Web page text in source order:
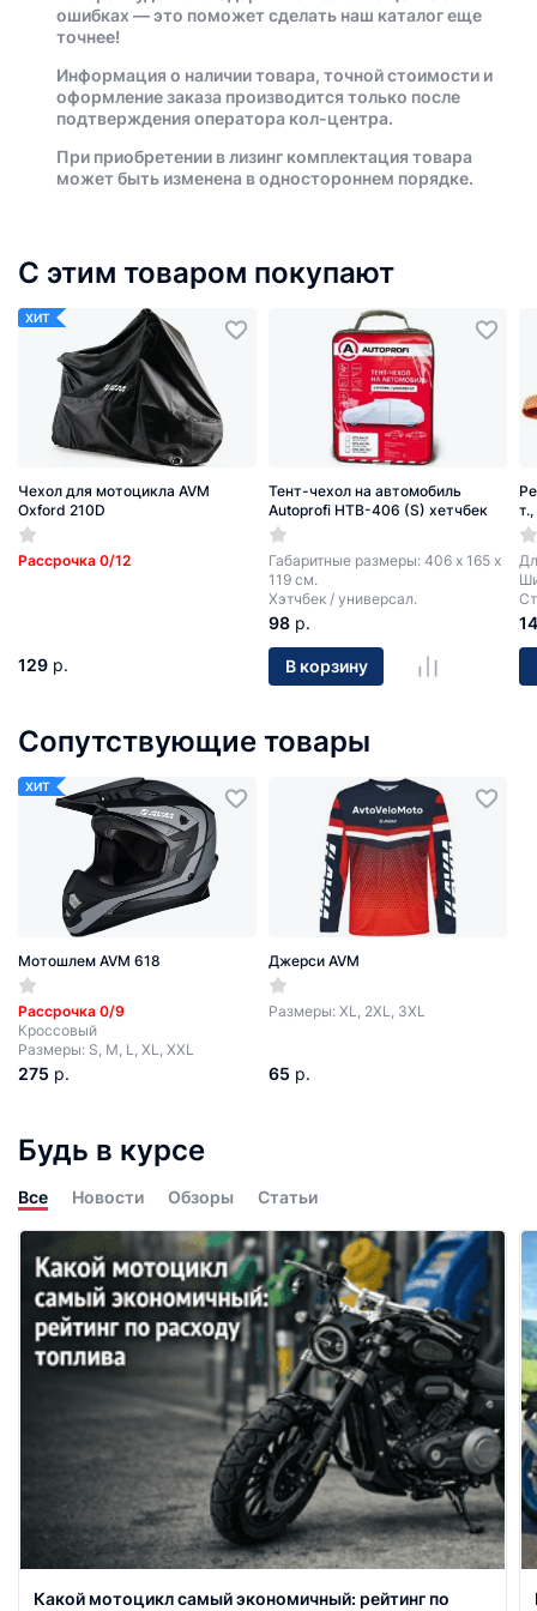
ошибках — это поможет сделать наш каталог еще
точнее!
Информация о наличии товара, точной стоимости и
оформление заказа производится только после
подтверждения оператора кол-центра.
При приобретении в лизинг комплектация товара
может быть изменена в одностороннем порядке.
С этим товаром покупают
ХИТ
Чехол для мотоцикла AVM
Oxford 210D
Рассрочка 0/12
129 р.
Тент-чехол на автомобиль
Autoprofi HTB-406 (S) хетчбек
Габаритные размеры: 406 х 165 х
119 см.
Хэтчбек / универсал.
98 р.
В корзину
14
Сопутствующие товары
ХИТ
Мотошлем AVM 618
Рассрочка 0/9
Кроссовый
Размеры: S, M, L, XL, XXL
275 р.
Джерси AVM
Размеры: XL, 2XL, 3XL
65 р.
Будь в курсе
Все Новости Обзоры Статьи
Какой мотоцикл самый экономичный: рейтинг по